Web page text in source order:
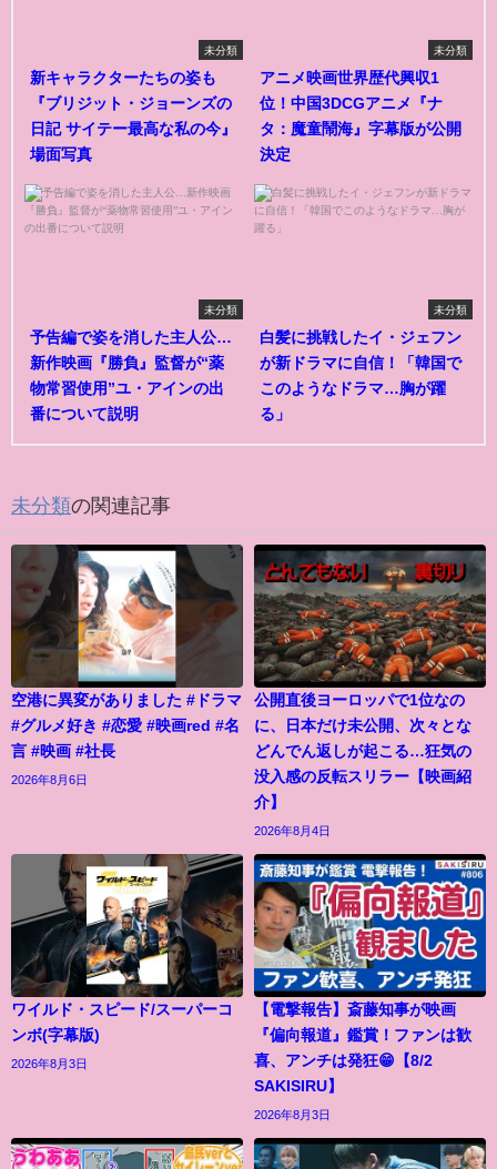
未分類
新キャラクターたちの姿も
『ブリジット・ジョーンズの
日記 サイテー最高な私の今』
場面写真
未分類
アニメ映画世界歴代興収1
位！中国3DCGアニメ『ナ
タ：魔童鬧海』字幕版が公開
決定
未分類
予告編で姿を消した主人公…
新作映画『勝負』監督が“薬
物常習使用”ユ・アインの出
番について説明
未分類
白髪に挑戦したイ・ジェフン
が新ドラマに自信！「韓国で
このようなドラマ…胸が躍
る」
未分類の関連記事
空港に異変がありました #ドラマ
#グルメ好き #恋愛 #映画red #名
言 #映画 #社長
2026年8月6日
公開直後ヨーロッパで1位なの
に、日本だけ未公開、次々とな
どんでん返しが起こる…狂気の
没入感の反転スリラー【映画紹
介】
2026年8月4日
ワイルド・スピード/スーパーコ
ンボ(字幕版)
2026年8月3日
【電撃報告】斎藤知事が映画
『偏向報道』鑑賞！ファンは歓
喜、アンチは発狂😁【8/2
SAKISIRU】
2026年8月3日